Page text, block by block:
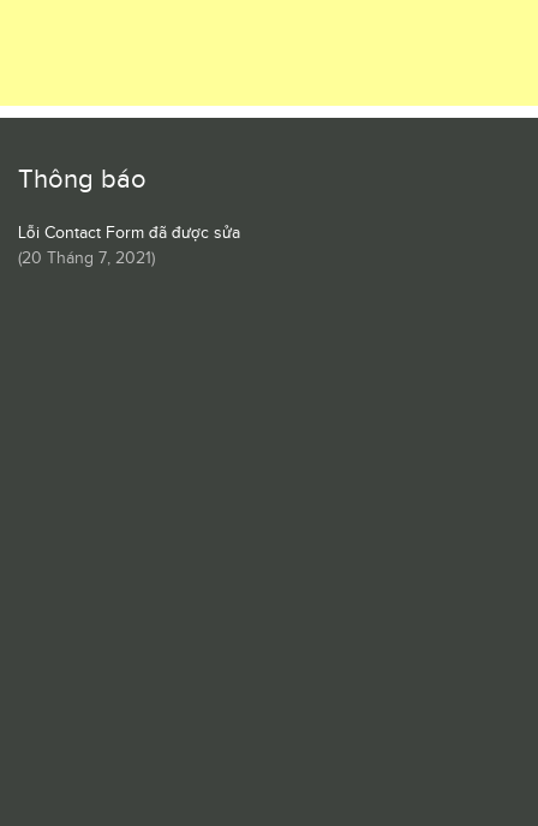
Thông báo
Lỗi Contact Form đã được sửa
(20 Tháng 7, 2021)